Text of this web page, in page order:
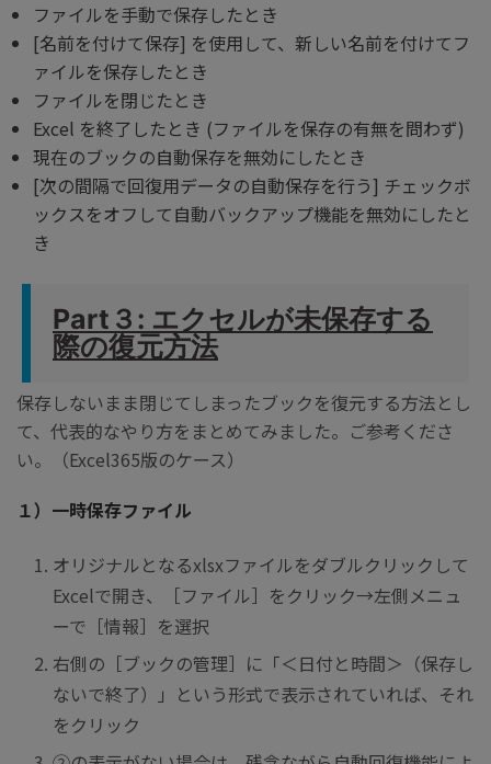
ファイルを手動で保存したとき
[名前を付けて保存] を使用して、新しい名前を付けてフ
ァイルを保存したとき
ファイルを閉じたとき
Excel を終了したとき (ファイルを保存の有無を問わず)
現在のブックの自動保存を無効にしたとき
[次の間隔で回復用データの自動保存を行う] チェックボ
ックスをオフして自動バックアップ機能を無効にしたと
き
Part３: エクセルが未保存する
際の復元方法
保存しないまま閉じてしまったブックを復元する方法とし
て、代表的なやり方をまとめてみました。ご参考くださ
い。（Excel365版のケース）
１）一時保存ファイル
オリジナルとなるxlsxファイルをダブルクリックして
Excelで開き、［ファイル］をクリック→左側メニュ
ーで［情報］を選択
右側の［ブックの管理］に「＜日付と時間＞ （保存し
ないで終了）」という形式で表示されていれば、それ
をクリック